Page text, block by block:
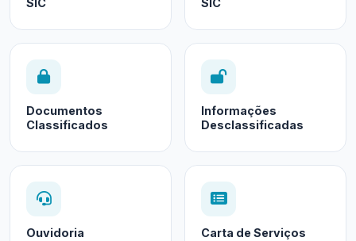
SIC
SIC
Documentos
Classificados
Informações
Desclassificadas
Ouvidoria Carta de Serviços